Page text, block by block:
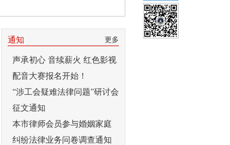
更多
通知
声承初心 音续薪火 红色影视
配音大赛报名开始！
“涉工会疑难法律问题”研讨会
征文通知
本市律师会员参与婚姻家庭
纠纷法律业务问卷调查通知